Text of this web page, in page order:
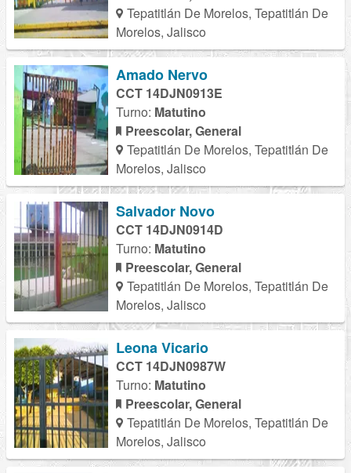
Tepatitlán De Morelos, Tepatitlán De
Morelos, Jalisco
Amado Nervo
CCT 14DJN0913E
Turno: Matutino
Preescolar, General
Tepatitlán De Morelos, Tepatitlán De
Morelos, Jalisco
Salvador Novo
CCT 14DJN0914D
Turno: Matutino
Preescolar, General
Tepatitlán De Morelos, Tepatitlán De
Morelos, Jalisco
Leona Vicario
CCT 14DJN0987W
Turno: Matutino
Preescolar, General
Tepatitlán De Morelos, Tepatitlán De
Morelos, Jalisco